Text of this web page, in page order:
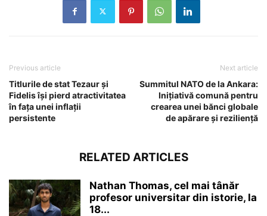
Previous article
Titlurile de stat Tezaur și
Fidelis își pierd atractivitatea
în fața unei inflații
persistente
Next article
Summitul NATO de la Ankara:
Inițiativă comună pentru
crearea unei bănci globale
de apărare și reziliență
RELATED ARTICLES
Nathan Thomas, cel mai tânăr
profesor universitar din istorie, la
18...